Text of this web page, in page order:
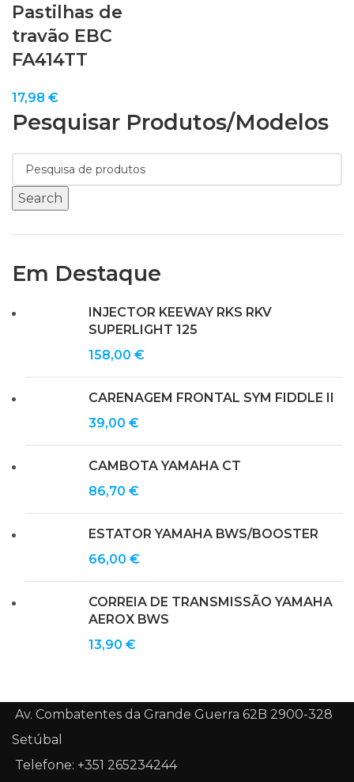
Pesquisar Produtos/modelos
Search
Em Destaque
INJECTOR KEEWAY RKS RKV
SUPERLIGHT 125
158,00 €
CARENAGEM FRONTAL SYM FIDDLE II
39,00 €
CAMBOTA YAMAHA CT
86,70 €
ESTATOR YAMAHA BWS/BOOSTER
66,00 €
CORREIA DE TRANSMISSÃO YAMAHA
AEROX BWS
13,90 €
Pastilhas de
travão EBC
FA414TT
17,98 €
Av. Combatentes da Grande Guerra 62B 2900-328
Setúbal
Telefone: +351 265234244